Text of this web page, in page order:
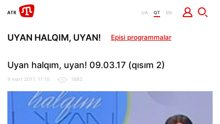
UA QT EN
UYAN HALQIM, UYAN! Episi programmalar
Uyan halqım, uyan! 09.03.17 (qısım 2)
9 mart 2017, 11:10 1882